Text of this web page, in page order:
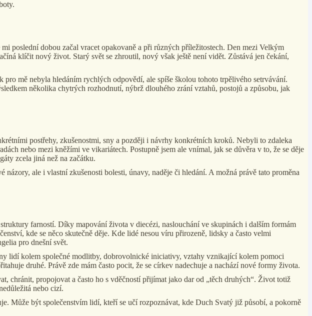
poslední dobou začal vracet opakovaně a při různých příležitostech. Den mezi Velkým
klíčit nový život. Starý svět se zhroutil, nový však ještě není vidět. Zůstává jen čekání,
mě nebyla hledáním rychlých odpovědí, ale spíše školou tohoto trpělivého setrvávání.
několika chytrých rozhodnutí, nýbrž dlouhého zrání vztahů, postojů a způsobu, jak
postřehy, zkušenostmi, sny a později i návrhy konkrétních kroků. Nebyli to zdaleka
nebo mezi kněžími ve vikariátech. Postupně jsem ale vnímal, jak se důvěra v to, že se děje
zcela jiná než na začátku.
ale i vlastní zkušenosti bolesti, únavy, naděje či hledání. A možná právě tato proměna
farností. Díky mapování života v diecézi, naslouchání ve skupinách i dalším formám
kde se něco skutečně děje. Kde lidé nesou víru přirozeně, lidsky a často velmi
pro dnešní svět.
lidí kolem společné modlitby, dobrovolnické iniciativy, vztahy vznikající kolem pomoci
druhé. Právě zde mám často pocit, že se církev nadechuje a nachází nové formy života.
chránit, propojovat a často ho s vděčností přijímat jako dar od „těch druhých“. Život totiž
nebo cizí.
Může být společenstvím lidí, kteří se učí rozpoznávat, kde Duch Svatý již působí, a pokorně